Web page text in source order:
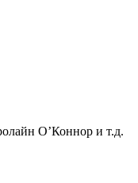
О’Коннор и т.д.